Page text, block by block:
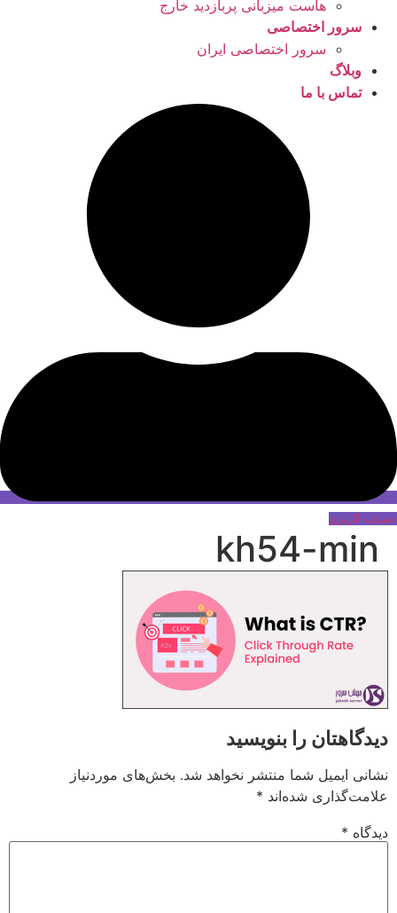
هاست میزبانی پربازدید خارج
سرور اختصاصی
سرور اختصاصی ایران
وبلاگ
تماس با ما
حساب کاربری
kh54-min
دیدگاهتان را بنویسید
نشانی ایمیل شما منتشر نخواهد شد. بخش‌های موردنیاز
علامت‌گذاری شده‌اند *
دیدگاه *